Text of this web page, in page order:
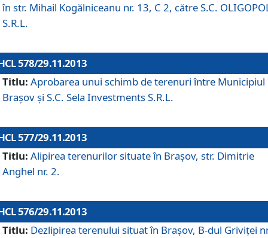
în str. Mihail Kogălniceanu nr. 13, C 2, către S.C.
S.R.L.
578/29.11.2013
Titlu: Aprobarea unui schimb de terenuri între Municipiul
Braşov şi S.C. Sela Investments S.R.L.
577/29.11.2013
Titlu: Alipirea terenurilor situate în Braşov, str. Dimitrie
Anghel nr. 2.
576/29.11.2013
Titlu: Dezlipirea terenului situat în Braşov, B-dul Griviţei